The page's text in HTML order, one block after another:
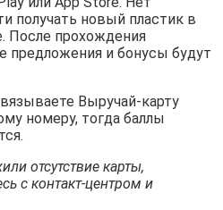
получать новый пластик в
После прохождения
предложения и бонусы будут
Выручай-карту
номеру, тогда баллы
отсутствие карты,
с контакт-центром и